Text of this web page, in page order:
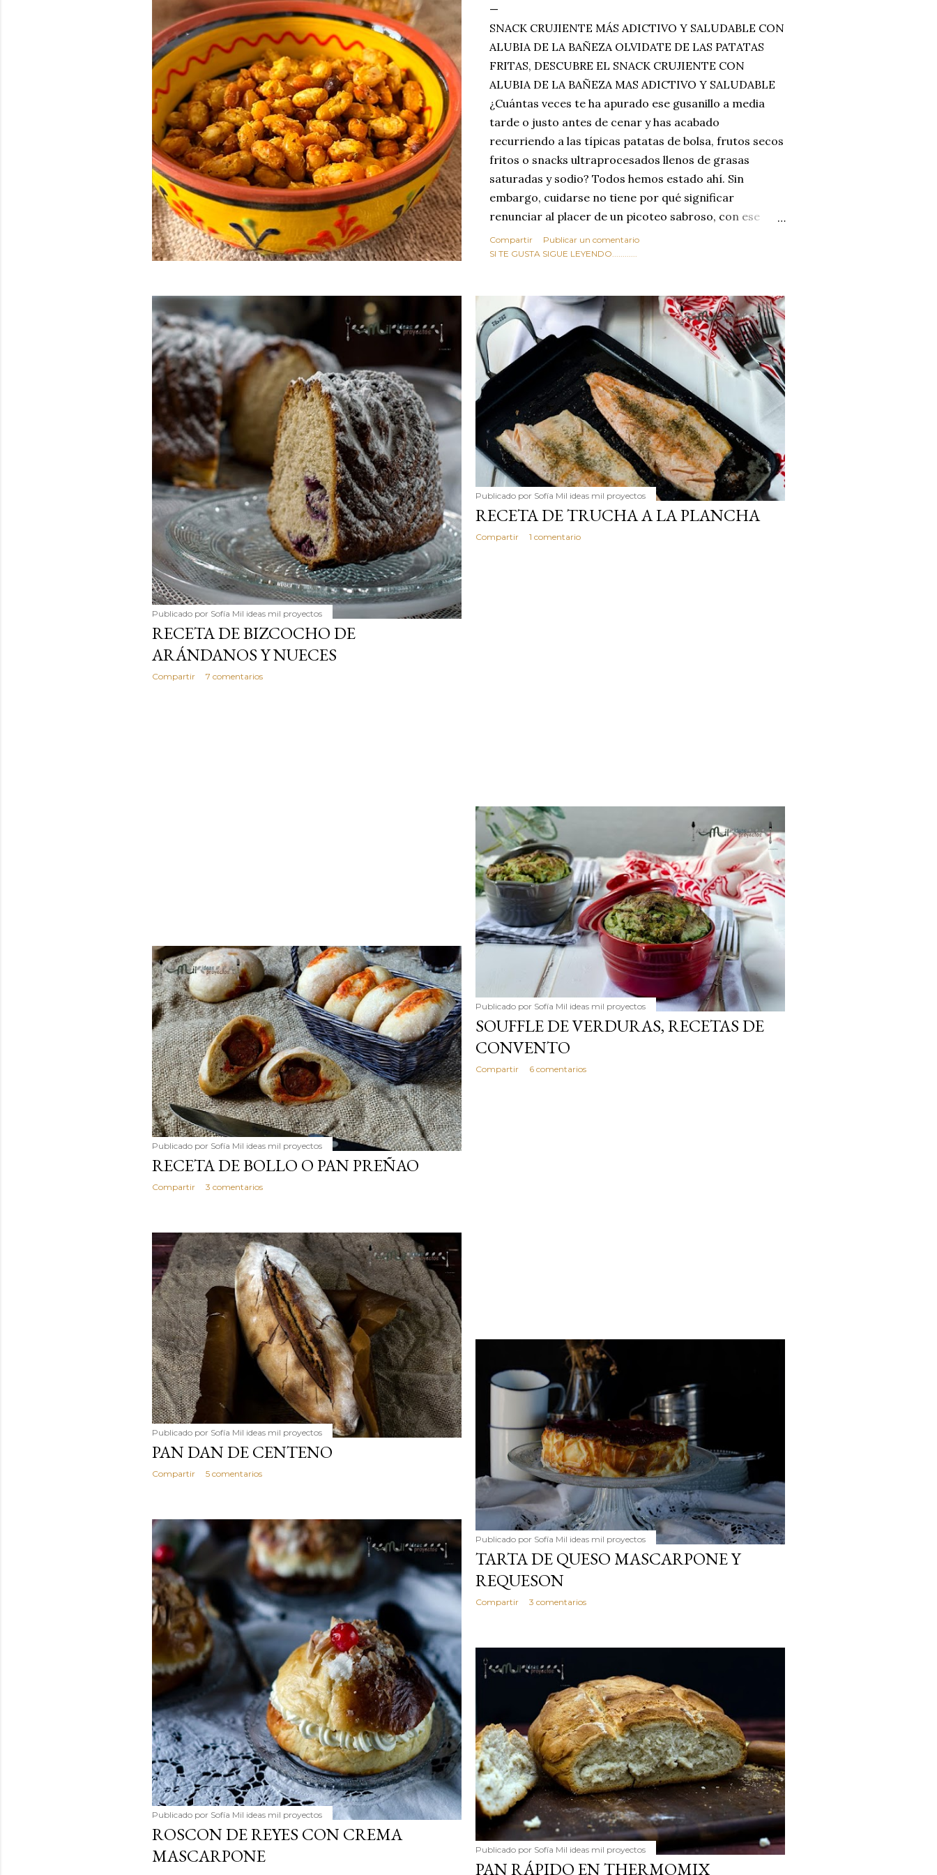
SNACK CRUJIENTE MÁS ADICTIVO Y SALUDABLE CON
ALUBIA DE LA BAÑEZA OLVIDATE DE LAS PATATAS
FRITAS, DESCUBRE EL SNACK CRUJIENTE CON
ALUBIA DE LA BAÑEZA MAS ADICTIVO Y SALUDABLE
¿Cuántas veces te ha apurado ese gusanillo a media
tarde o justo antes de cenar y has acabado
recurriendo a las típicas patatas de bolsa, frutos secos
fritos o snacks ultraprocesados llenos de grasas
saturadas y sodio? Todos hemos estado ahí. Sin
embargo, cuidarse no tiene por qué significar
renunciar al placer de un picoteo sabroso, con ese
toque tostado y crujiente que tanto nos satisface.
Estas alubias crujientes al horno van a cambiar por
tradicionales y copiosos de invierno. Con esta receta
simple pero revolucionaria, transformaremos un
ingrediente tan humilde como la alubia de La Bañeza
en un snack ligero, dorado, cargado de proteína y
100% natural. Es el sustituto perfecto a los frutos se...
Compartir
Publicar un comentario
SI TE GUSTA SIGUE LEYENDO............
Publicado por Sofía Mil ideas mil proyectos
RECETA DE BIZCOCHO DE
ARÁNDANOS Y NUECES
Compartir 7 comentarios
Publicado por Sofía Mil ideas mil proyectos
RECETA DE TRUCHA A LA PLANCHA
Compartir 1 comentario
Publicado por Sofía Mil ideas mil proyectos
SOUFFLE DE VERDURAS, RECETAS DE
CONVENTO
Compartir 6 comentarios
Publicado por Sofía Mil ideas mil proyectos
RECETA DE BOLLO O PAN PREÑAO
Compartir 3 comentarios
Publicado por Sofía Mil ideas mil proyectos
PAN DAN DE CENTENO
Compartir 5 comentarios
Publicado por Sofía Mil ideas mil proyectos
TARTA DE QUESO MASCARPONE Y
REQUESON
Compartir 3 comentarios
Publicado por Sofía Mil ideas mil proyectos
ROSCON DE REYES CON CREMA
MASCARPONE
Publicado por Sofía Mil ideas mil proyectos
PAN RÁPIDO EN THERMOMIX